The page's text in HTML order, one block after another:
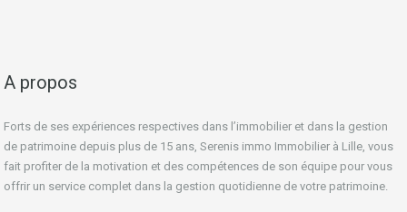
A propos
Forts de ses expériences respectives dans l’immobilier et dans la gestion
de patrimoine depuis plus de 15 ans, Serenis immo Immobilier à Lille, vous
fait profiter de la motivation et des compétences de son équipe pour vous
offrir un service complet dans la gestion quotidienne de votre patrimoine.